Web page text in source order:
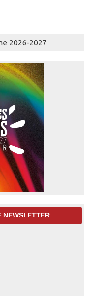
2026-2027
NEWSLETTER